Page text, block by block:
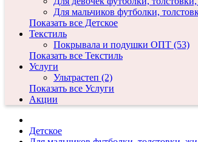
Для мальчиков футболки,
Показать все Детское
Текстиль
Покрывала и подушки ОПТ (53)
Показать все Текстиль
Услуги
Ультрастеп (2)
Показать все Услуги
Акции
Детское